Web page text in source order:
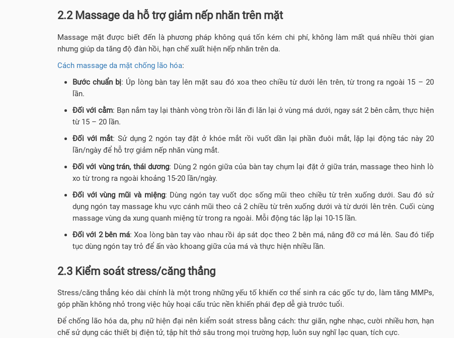
2.2 Massage da hỗ trợ giảm nếp nhăn trên mặt
Massage mặt được biết đến là phương pháp không quá tốn kém chi phí, không làm mất quá nhiều thời gian
nhưng giúp da tăng độ đàn hồi, hạn chế xuất hiện nếp nhăn trên da.
Cách massage da mặt chống lão hóa:
Bước chuẩn bị: Úp lòng bàn tay lên mặt sau đó xoa theo chiều từ dưới lên trên, từ trong ra ngoài 15 – 20
lần.
Đối với cằm: Bạn nắm tay lại thành vòng tròn rồi lăn đi lăn lại ở vùng má dưới, ngay sát 2 bên cằm, thực hiện
từ 15 – 20 lần.
Đối với mắt: Sử dụng 2 ngón tay đặt ở khóe mắt rồi vuốt dần lại phần đuôi mắt, lặp lại động tác này 20
lần/ngày để hỗ trợ giảm nếp nhăn vùng mắt.
Đối với vùng trán, thái dương: Dùng 2 ngón giữa của bàn tay chụm lại đặt ở giữa trán, massage theo hình lò
xo từ trong ra ngoài khoảng 15-20 lần/ngày.
Đối với vùng mũi và miệng: Dùng ngón tay vuốt dọc sống mũi theo chiều từ trên xuống dưới. Sau đó sử
dụng ngón tay massage khu vực cánh mũi theo cả 2 chiều từ trên xuống dưới và từ dưới lên trên. Cuối cùng
massage vùng da xung quanh miệng từ trong ra ngoài. Mỗi động tác lặp lại 10-15 lần.
Đối với 2 bên má: Xoa lòng bàn tay vào nhau rồi áp sát dọc theo 2 bên má, nâng đỡ cơ má lên. Sau đó tiếp
tục dùng ngón tay trỏ để ấn vào khoang giữa của má và thực hiện nhiều lần.
2.3 Kiểm soát stress/căng thẳng
Stress/căng thẳng kéo dài chính là một trong những yếu tố khiến cơ thể sinh ra các gốc tự do, làm tăng MMPs,
góp phần không nhỏ trong việc hủy hoại cấu trúc nền khiến phái đẹp dễ già trước tuổi.
Để chống lão hóa da, phụ nữ hiện đại nên kiểm soát stress bằng cách: thư giãn, nghe nhạc, cười nhiều hơn, hạn
chế sử dụng các thiết bị điện tử, tập hít thở sâu trong mọi trường hợp, luôn suy nghĩ lạc quan, tích cực.